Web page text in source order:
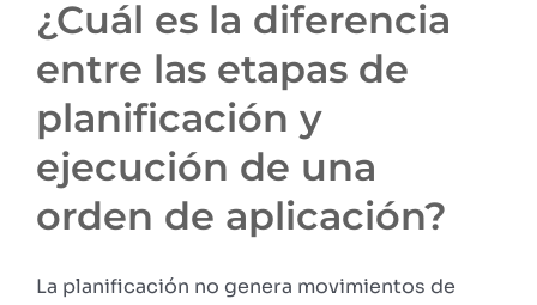
¿Cuál es la diferencia
entre las etapas de
planificación y
ejecución de una
orden de aplicación?
La planificación no genera movimientos de